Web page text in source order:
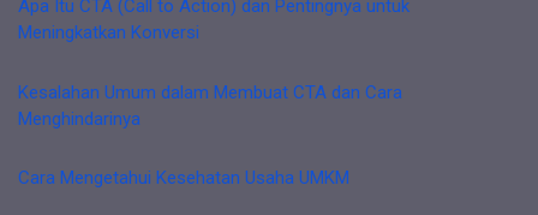
Apa Itu CTA (Call to Action) dan Pentingnya untuk
Meningkatkan Konversi
Kesalahan Umum dalam Membuat CTA dan Cara
Menghindarinya
Cara Mengetahui Kesehatan Usaha UMKM